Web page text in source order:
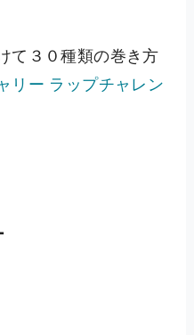
て３０種類の巻き方
リー ラップチャレン